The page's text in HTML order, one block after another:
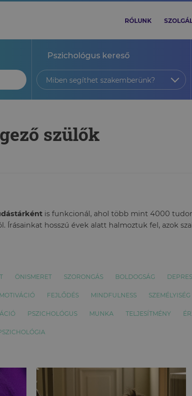
RÓLUNK
Pszichológus kereső
Miben segíthet szakemberünk?
szülők
is funkcionál, ahol több mint 4000
hosszú évek alatt halmoztuk fel, azok
ÖNISMERET SZORONGÁS BOLDOGSÁG
MOTIVÁCIÓ FEJLŐDÉS MINDFULNESS SZEMÉLYISÉG
PSZICHOLÓGUS MUNKA TELJESÍTMÉNY